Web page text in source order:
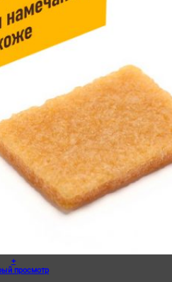
+
просмотр